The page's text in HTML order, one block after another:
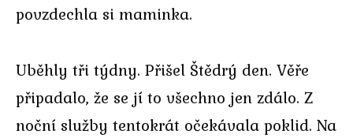
povzdechla si maminka.
Uběhly tři týdny. Přišel Štědrý den. Věře
připadalo, že se jí to všechno jen zdálo. Z
noční služby tentokrát očekávala poklid. Na